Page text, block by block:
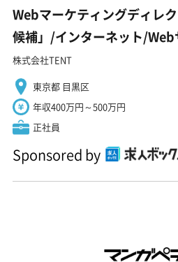
Webマーケティングディレ
候補」/インターネット/
株式会社TENT
東京都 目黒区
年収400万円～500万円
正社員
Sponsored by